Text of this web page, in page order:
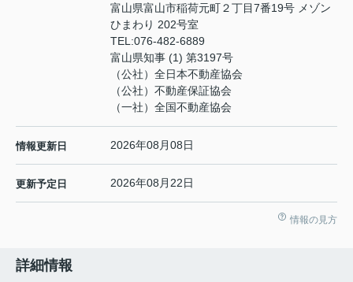
富山県富山市稲荷元町２丁目7番19号 メゾン
ひまわり 202号室
TEL:076-482-6889
富山県知事 (1) 第3197号
（公社）全日本不動産協会
（公社）不動産保証協会
（一社）全国不動産協会
情報更新日 2026年08月08日
更新予定日 2026年08月22日
情報の見方
詳細情報